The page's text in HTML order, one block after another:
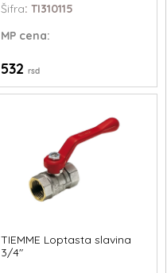
Šifra: TI310115
MPcena:
532 rsd
TIEMME Loptasta slavina
3/4"